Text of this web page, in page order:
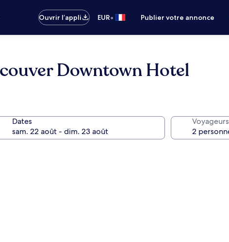
Ouvrir l’appli EUR• Publier votre annonce
Downtown Hotel
Dates Voyageurs